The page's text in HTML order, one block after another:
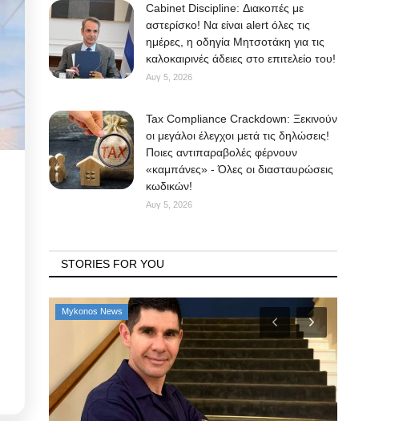
Cabinet Discipline: Διακοπές με
αστερίσκο! Να είναι alert όλες τις
ημέρες, η οδηγία Μητσοτάκη για τις
καλοκαιρινές άδειες στο επιτελείο του!
Αυγ 5, 2026
Tax Compliance Crackdown: Ξεκινούν
οι μεγάλοι έλεγχοι μετά τις δηλώσεις!
Ποιες αντιπαραβολές φέρνουν
«καμπάνες» - Όλες οι διασταυρώσεις
κωδικών!
Αυγ 5, 2026
STORIES FOR YOU
Mykonos News